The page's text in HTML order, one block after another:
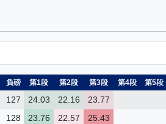
：馬匹完整的過往賽事
負磅 第1段 第2段 第3段 第4段 第5段
127 24.03 22.16 23.77
128 23.76 22.57 25.43